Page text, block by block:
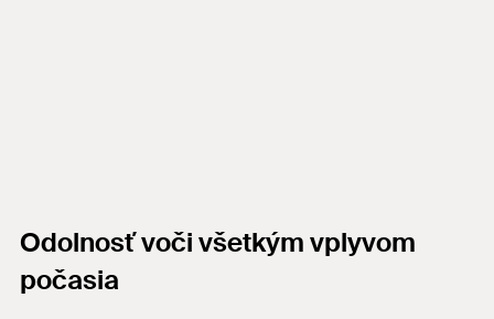
Odolnosť voči všetkým vplyvom
počasia